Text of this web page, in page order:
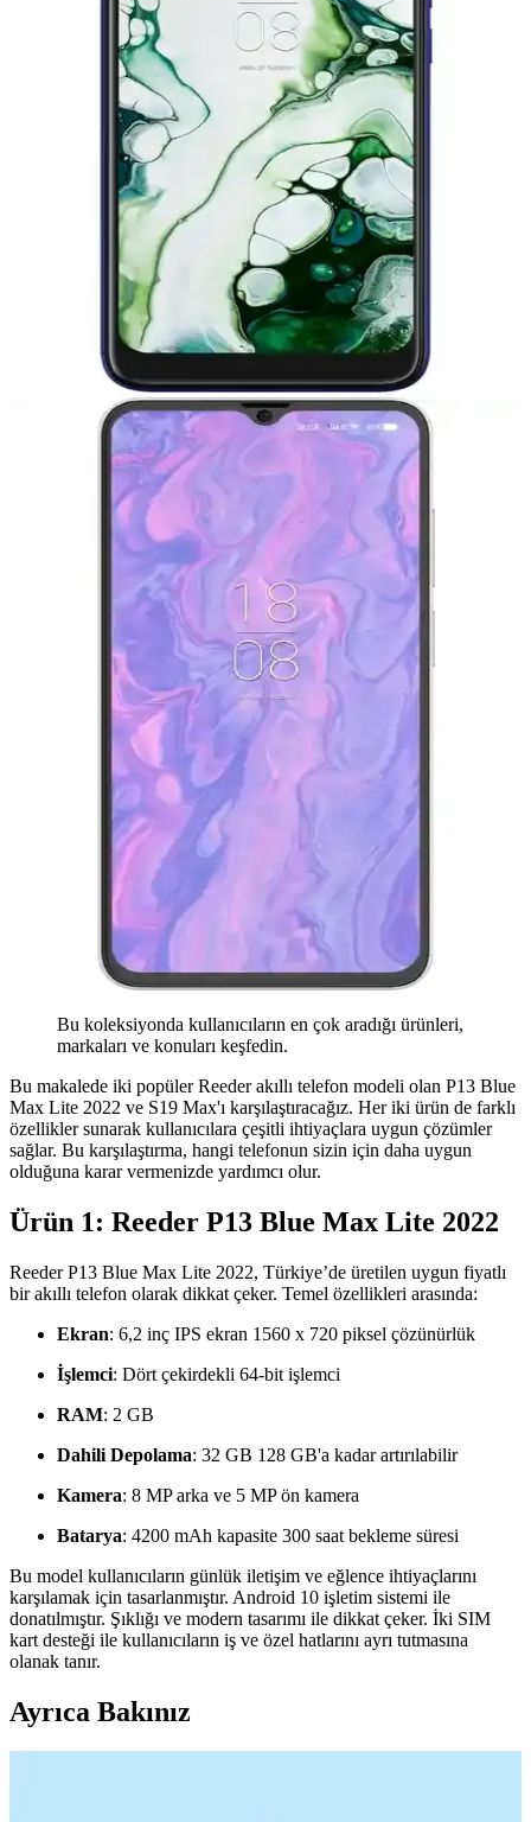
Bu koleksiyonda kullanıcıların en çok aradığı ürünleri,
markaları ve konuları keşfedin.
Bu makalede iki popüler Reeder akıllı telefon modeli olan P13 Blue
Max Lite 2022 ve S19 Max'ı karşılaştıracağız. Her iki ürün de farklı
özellikler sunarak kullanıcılara çeşitli ihtiyaçlara uygun çözümler
sağlar. Bu karşılaştırma, hangi telefonun sizin için daha uygun
olduğuna karar vermenizde yardımcı olur.
Ürün 1: Reeder P13 Blue Max Lite 2022
Reeder P13 Blue Max Lite 2022, Türkiye’de üretilen uygun fiyatlı
bir akıllı telefon olarak dikkat çeker. Temel özellikleri arasında:
Ekran: 6,2 inç IPS ekran 1560 x 720 piksel çözünürlük
İşlemci: Dört çekirdekli 64-bit işlemci
RAM: 2 GB
Dahili Depolama: 32 GB 128 GB'a kadar artırılabilir
Kamera: 8 MP arka ve 5 MP ön kamera
Batarya: 4200 mAh kapasite 300 saat bekleme süresi
Bu model kullanıcıların günlük iletişim ve eğlence ihtiyaçlarını
karşılamak için tasarlanmıştır. Android 10 işletim sistemi ile
donatılmıştır. Şıklığı ve modern tasarımı ile dikkat çeker. İki SIM
kart desteği ile kullanıcıların iş ve özel hatlarını ayrı tutmasına
olanak tanır.
Ayrıca Bakınız